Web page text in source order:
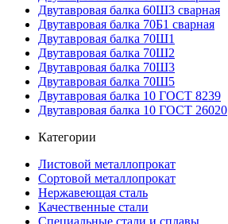
Двутавровая балка 60Ш3 сварная
Двутавровая балка 70Б1 сварная
Двутавровая балка 70Ш1
Двутавровая балка 70Ш2
Двутавровая балка 70Ш3
Двутавровая балка 70Ш5
Двутавровая балка 10 ГОСТ 8239
Двутавровая балка 10 ГОСТ 26020
Категории
Листовой металлопрокат
Сортовой металлопрокат
Нержавеющая сталь
Качественные стали
Специальные стали и сплавы